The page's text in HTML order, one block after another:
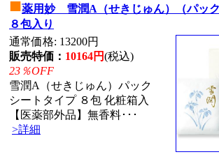
■薬用妙 雪潤A（せきじゅん）（パック
８包入り
通常価格: 13200円
販売特価： 10164円(税込)
23％OFF
雪潤A（せきじゅん）パック
シートタイプ ８包 化粧箱入
【医薬部外品】無香料･･･
>詳細